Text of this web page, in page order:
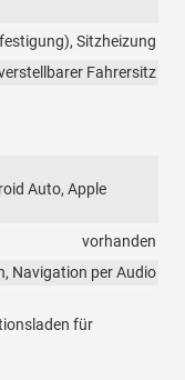
Sitzheizung
Fahrersitz
Auto, Apple
vorhanden
Navigation per Audio
für